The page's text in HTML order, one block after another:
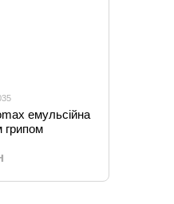
емульсійна
грипом